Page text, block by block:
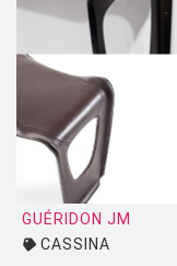
EDRA
EGO PARIS
ESTABLISHED AND
ETHNICRAFT
FATBOY
FERMOB
GUÉRIDON JM
CASSINA